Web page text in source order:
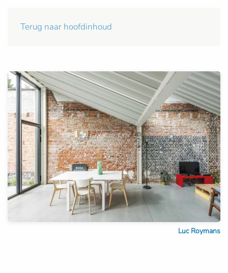
Terug naar hoofdinhoud
Luc Roymans